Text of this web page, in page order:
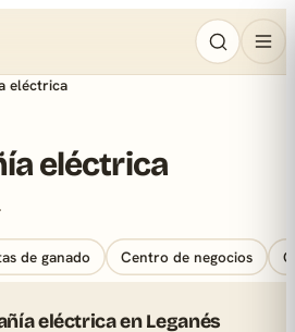
eléctrica
eléctrica
de ganado Centro de negocios
eléctrica en Leganés